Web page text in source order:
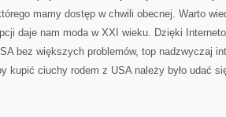
mamy dostęp w chwili obecnej. Warto
daje nam moda w XXI wieku. Dzięki
bez większych problemów, top nadzwyczaj
kupić ciuchy rodem z USA należy było udać